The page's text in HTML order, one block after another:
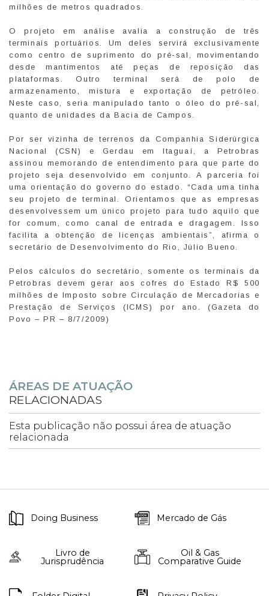
milhões de metros quadrados.
O projeto em análise avalia a construção de três
terminais portuários. Um deles servirá exclusivamente
como centro de suprimento do pré-sal, movimentando
desde mantimentos até peças de reposição das
plataformas. Outro terminal será de polo de
armazenamento, mistura e exportação de petróleo.
Neste caso, seria manipulado tanto o óleo do pré-sal,
quanto de unidades da Bacia de Campos.
Por ser vizinha de terrenos da Companhia Siderúrgica
Nacional (CSN) e Gerdau em Itaguaí, a Petrobras
assinou memorando de entendimento para que parte do
projeto seja desenvolvido em conjunto. A parceria foi
uma orientação do governo do estado. “Cada uma tinha
seu projeto de terminal. Orientamos que as empresas
desenvolvessem um único projeto para tudo aquilo que
for comum, como canal de entrada e dragagem. Isso
facilita a obtenção de licenças ambientais”, afirma o
secretário de Desenvolvimento do Rio, Júlio Bueno.
Pelos cálculos do secretário, somente os terminais da
Petrobras devem gerar aos cofres do Estado R$ 500
milhões de Imposto sobre Circulação de Mercadorias e
Prestação de Serviços (ICMS) por ano. (Gazeta do
Povo – PR – 8/7/2009)
ÁREAS DE ATUAÇÃO
RELACIONADAS
Esta publicação não possui área de atuação
relacionada
Doing Business Mercado de Gás
Livro de
Jurisprudência
Oil & Gas
Comparative Guide